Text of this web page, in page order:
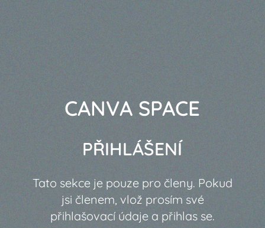
CANVA SPACE
PŘIHLÁŠENÍ
Tato sekce je pouze pro členy. Pokud
jsi členem, vlož prosím své
přihlašovací údaje a přihlas se.